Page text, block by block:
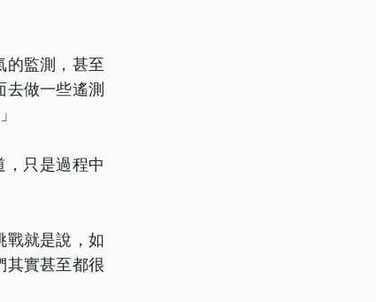
的監測，甚至
做一些遙測
只是過程中
戰就是說，如
其實甚至都很